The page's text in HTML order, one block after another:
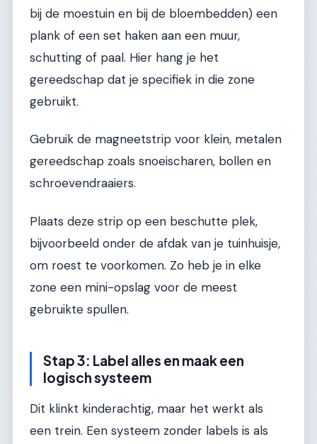
bij de moestuin en bij de bloembedden) een
plank of een set haken aan een muur,
schutting of paal. Hier hang je het
gereedschap dat je specifiek in die zone
gebruikt.
Gebruik de magneetstrip voor klein, metalen
gereedschap zoals snoeischaren, bollen en
schroevendraaiers.
Plaats deze strip op een beschutte plek,
bijvoorbeeld onder de afdak van je tuinhuisje,
om roest te voorkomen. Zo heb je in elke
zone een mini-opslag voor de meest
gebruikte spullen.
Stap 3: Label alles en maak een
logisch systeem
Dit klinkt kinderachtig, maar het werkt als
een trein. Een systeem zonder labels is als